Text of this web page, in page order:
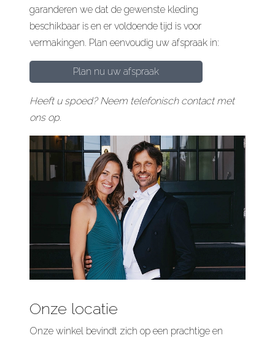
garanderen we dat de gewenste kleding
beschikbaar is en er voldoende tijd is voor
vermakingen. Plan eenvoudig uw afspraak in:
Plan nu uw afspraak
Heeft u spoed? Neem telefonisch contact met
ons op.
Onze locatie
Onze winkel bevindt zich op een prachtige en